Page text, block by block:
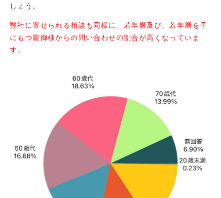
しょう。
弊社に寄せられる相談も同様に、若年層及び、若年層を子
にもつ親御様からの問い合わせの割合が高くなっていま
す。